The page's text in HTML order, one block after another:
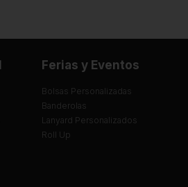
Ferias y Eventos
Bolsas Personalizadas
Banderolas
Lanyard Personalizados
Roll Up